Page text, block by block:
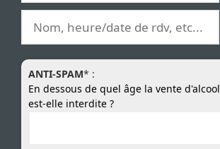
ANTI-SPAM* :
En dessous de quel âge la vente d'alcool
est-elle interdite ?